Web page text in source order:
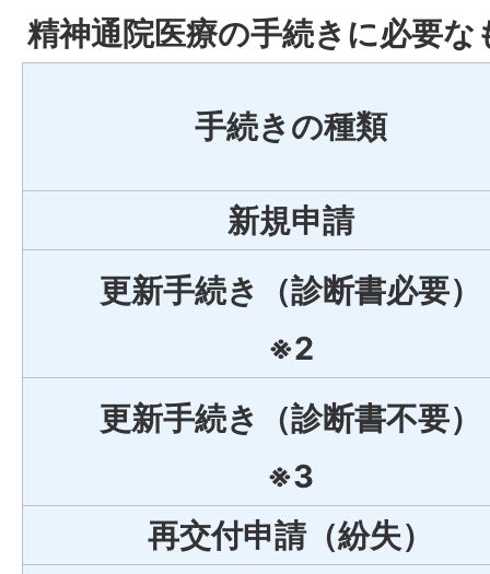
精神通院医療の手続きに必要な
手続きの種類
新規申請
更新手続き（診断書必要）
※2
更新手続き（診断書不要）
※3
再交付申請（紛失）